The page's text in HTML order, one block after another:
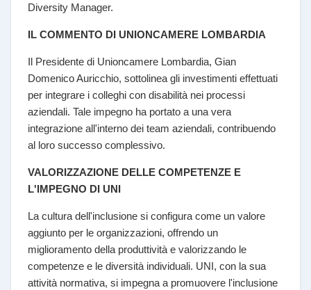
Diversity Manager.
IL COMMENTO DI UNIONCAMERE LOMBARDIA
Il Presidente di Unioncamere Lombardia, Gian
Domenico Auricchio, sottolinea gli investimenti effettuati
per integrare i colleghi con disabilità nei processi
aziendali. Tale impegno ha portato a una vera
integrazione all'interno dei team aziendali, contribuendo
al loro successo complessivo.
VALORIZZAZIONE DELLE COMPETENZE E
L'IMPEGNO DI UNI
La cultura dell'inclusione si configura come un valore
aggiunto per le organizzazioni, offrendo un
miglioramento della produttività e valorizzando le
competenze e le diversità individuali. UNI, con la sua
attività normativa, si impegna a promuovere l'inclusione